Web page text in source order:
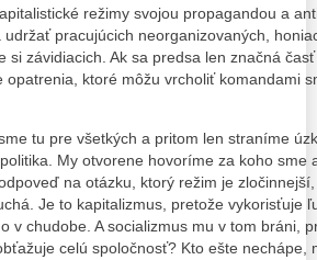
režimy svojou propagandou a
pracujúcich neorganizovaných,
si závidiacich. Ak sa predsa len značná
opatrenia, ktoré môžu vrcholiť komandami
tu pre všetkých a pritom len straníme
My otvorene hovoríme za koho sme
na otázku, ktorý režim je
Je to kapitalizmus, pretože vykorisťuje
v chudobe. A socializmus mu v tom bráni,
celú spoločnosť? Kto ešte nechápe,